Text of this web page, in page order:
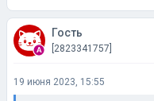
Гость
[2823341757]
19 июня 2023, 15:55